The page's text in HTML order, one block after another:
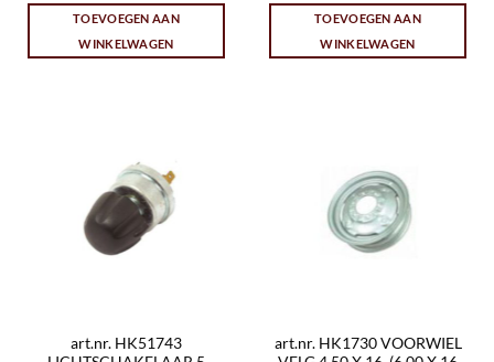
TOEVOEGEN AAN
WINKELWAGEN
TOEVOEGEN AAN
WINKELWAGEN
art.nr. HK51743
art.nr. HK1730 VOORWIEL